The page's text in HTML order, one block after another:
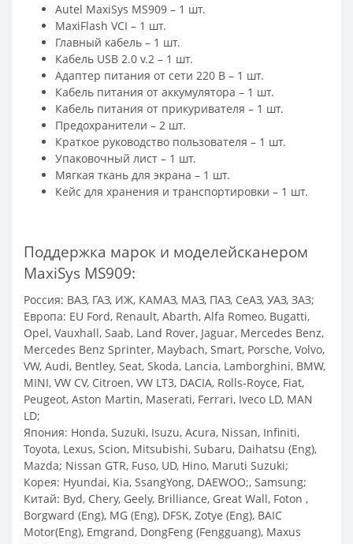
Autel MaxiSys MS909 – 1 шт.
MaxiFlash VCI – 1 шт.
Главный кабель – 1 шт.
Кабель USB 2.0 v.2 – 1 шт.
Адаптер питания от сети 220 В – 1 шт.
Кабель питания от аккумулятора – 1 шт.
Кабель питания от прикуривателя – 1 шт.
Предохранители – 2 шт.
Краткое руководство пользователя – 1 шт.
Упаковочный лист – 1 шт.
Мягкая ткань для экрана – 1 шт.
Кейс для хранения и транспортировки – 1 шт.
Поддержка марок и моделейсканером
MaxiSys MS909:
Россия: ВАЗ, ГАЗ, ИЖ, КАМАЗ, МАЗ, ПАЗ, СеАЗ, УАЗ, ЗАЗ;
Европа: EU Ford, Renault, Abarth, Alfa Romeo, Bugatti,
Opel, Vauxhall, Saab, Land Rover, Jaguar, Mercedes Benz,
Mercedes Benz Sprinter, Maybach, Smart, Porsche, Volvo,
VW, Audi, Bentley, Seat, Skoda, Lancia, Lamborghini, BMW,
MINI, VW CV, Citroen, VW LT3, DACIA, Rolls-Royce, Fiat,
Peugeot, Aston Martin, Maserati, Ferrari, Iveco LD, MAN
LD;
Япония: Honda, Suzuki, Isuzu, Acura, Nissan, Infiniti,
Toyota, Lexus, Scion, Mitsubishi, Subaru, Daihatsu (Eng),
Mazda; Nissan GTR, Fuso, UD, Hino, Maruti Suzuki;
Корея: Hyundai, Kia, SsangYong, DAEWOO;, Samsung;
Китай: Byd, Chery, Geely, Brilliance, Great Wall, Foton ,
Borgward (Eng), MG (Eng), DFSK, Zotye (Eng), BAIC
Motor(Eng), Emgrand, DongFeng (Fengguang), Maxus